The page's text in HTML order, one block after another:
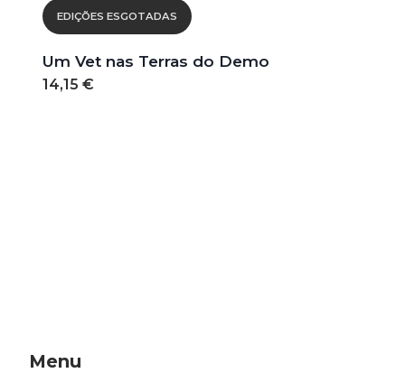
EDIÇÕES ESGOTADAS
Um Vet nas Terras do Demo
14,15 €
Menu